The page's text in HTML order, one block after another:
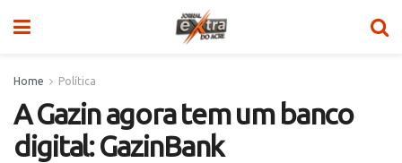
Home Política
A Gazin agora tem um banco
digital: GazinBank